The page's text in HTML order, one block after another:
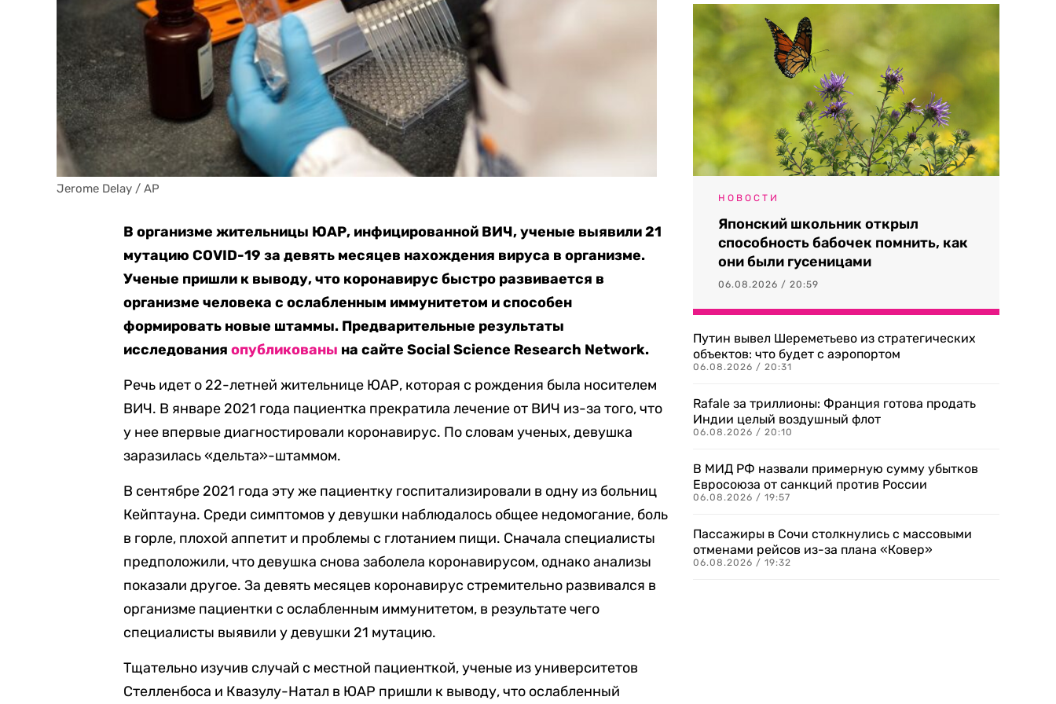
Jerome Delay / AP
В организме жительницы ЮАР, инфицированной ВИЧ, ученые выявили 21
мутацию COVID-19 за девять месяцев нахождения вируса в организме.
Ученые пришли к выводу, что коронавирус быстро развивается в
организме человека с ослабленным иммунитетом и способен
формировать новые штаммы. Предварительные результаты
исследованияопубликованы на сайте Social Science Research Network.
Речь идет о 22-летней жительнице ЮАР, которая с рождения была носителем
ВИЧ. В январе 2021 года пациентка прекратила лечение от ВИЧ из-за того, что
у нее впервые диагностировали коронавирус. По словам ученых, девушка
заразилась «дельта»-штаммом.
В сентябре 2021 года эту же пациентку госпитализировали в одну из больниц
Кейптауна. Среди симптомов у девушки наблюдалось общее недомогание, боль
в горле, плохой аппетит и проблемы с глотанием пищи. Сначала специалисты
предположили, что девушка снова заболела коронавирусом, однако анализы
показали другое. За девять месяцев коронавирус стремительно развивался в
организме пациентки с ослабленным иммунитетом, в результате чего
специалисты выявили у девушки 21 мутацию.
Тщательно изучив случай с местной пациенткой, ученые из университетов
Стелленбоса и Квазулу-Натал в ЮАР пришли к выводу, что ослабленный
НОВОСТИ
Японский школьник открыл
способность бабочек помнить, как
они были гусеницами
06.08.2026 / 20:59
Путин вывел Шереметьево из стратегических
объектов: что будет с аэропортом
06.08.2026 / 20:31
Rafale за триллионы: Франция готова продать
Индии целый воздушный флот
06.08.2026 / 20:10
В МИД РФ назвали примерную сумму убытков
Евросоюза от санкций против России
06.08.2026 / 19:57
Пассажиры в Сочи столкнулись с массовыми
отменами рейсов из-за плана «Ковер»
06.08.2026 / 19:32